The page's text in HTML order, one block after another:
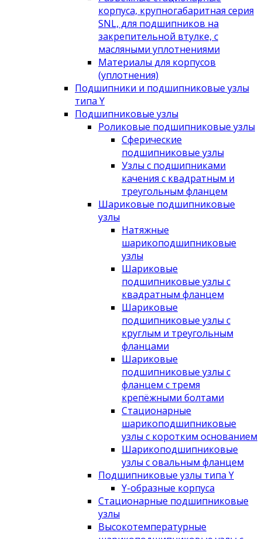
корпуса, крупногабаритная серия
SNL, для подшипников на
закрепительной втулке, с
масляными уплотнениями
Материалы для корпусов
(уплотнения)
Подшипники и подшипниковые узлы
типа Y
Подшипниковые узлы
Роликовые подшипниковые узлы
Сферические
подшипниковые узлы
Узлы с подшипниками
качения с квадратным и
треугольным фланцем
Шариковые подшипниковые
узлы
Натяжные
шарикоподшипниковые
узлы
Шариковые
подшипниковые узлы с
квадратным фланцем
Шариковые
подшипниковые узлы с
круглым и треугольным
фланцами
Шариковые
подшипниковые узлы с
фланцем с тремя
крепёжными болтами
Стационарные
шарикоподшипниковые
узлы с коротким основанием
Шарикоподшипниковые
узлы с овальным фланцем
Подшипниковые узлы типа Y
Y-образные корпуса
Стационарные подшипниковые
узлы
Высокотемпературные